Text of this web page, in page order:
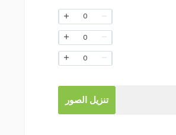
0
0
0
تنزيل الصور